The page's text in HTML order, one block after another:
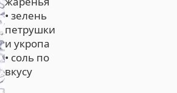
• зелень
петрушки
и укропа
• соль по
вкусу